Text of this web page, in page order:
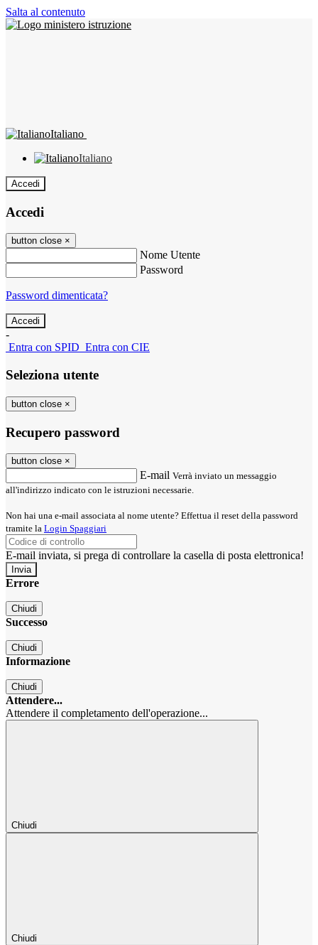
Salta al contenuto
Italiano
Italiano
Accedi
Accedi
button close ×
Nome Utente
Password
Password dimenticata?
-
Entra con SPID Entra con CIE
Seleziona utente
button close ×
Recupero password
button close ×
E-mail Verrà inviato un messaggio
all'indirizzo indicato con le istruzioni necessarie.
Non hai una e-mail associata al nome utente? Effettua il reset della password
tramite la Login Spaggiari
E-mail inviata, si prega di controllare la casella di posta elettronica!
Errore
Chiudi
Successo
Chiudi
Informazione
Chiudi
Attendere...
Attendere il completamento dell'operazione...
Chiudi
Chiudi